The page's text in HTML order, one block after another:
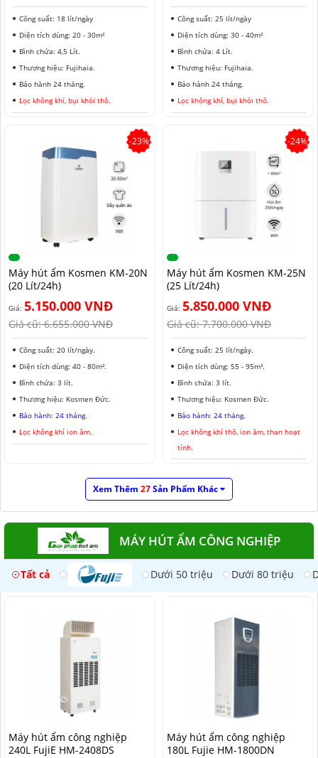
Công suất: 18 lít/ngày
Diện tích dùng: 20 - 30m²
Bình chứa: 4,5 Lít.
Thương hiệu: Fujihaia.
Bảo hành 24 tháng.
Lọc không khí, bụi khói thô.
Công suất: 25 lít/ngày
Diện tích dùng: 30 - 40m²
Bình chứa: 4 Lít.
Thương hiệu: Fujihaia.
Bảo hành 24 tháng.
Lọc không khí, bụi khói thô.
-23%
Máy hút ẩm Kosmen KM-20N
(20 Lít/24h)
Giá: 5.150.000 VNĐ
Giá cũ:6.655.000 VNĐ
Công suất: 20 lít/ngày.
Diện tích dùng: 40 - 80m².
Bình chứa: 3 lít.
Thương hiệu: Kosmen Đức.
Bảo hành: 24 tháng.
Lọc không khí ion âm.
-24%
Máy hút ẩm Kosmen KM-25N
(25 Lít/24h)
Giá: 5.850.000 VNĐ
Giá cũ:7.700.000 VNĐ
Công suất: 25 lít/ngày.
Diện tích dùng: 55 - 95m².
Bình chứa: 3 lít.
Thương hiệu: Kosmen Đức.
Bảo hành: 24 tháng.
Lọc không khí thô, ion âm, than hoạt
tính.
Xem Thêm 27Sản Phẩm Khác
MÁY HÚT ẨM CÔNG NGHIỆP
Tất cả Dưới 50 triệu Dưới 80 triệu
Máy hút ẩm công nghiệp
240L FujiE HM-2408DS​
Máy hút ẩm công nghiệp
180L Fujie HM-1800DN